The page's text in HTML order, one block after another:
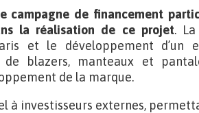
campagne de financement
la réalisation de ce projet.
et le développement d’un
de blazers, manteaux et
de la marque.
à investisseurs externes,